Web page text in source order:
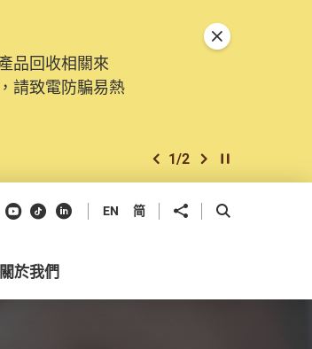
品回收相關來
請致電防騙易熱
上一個
1/2 下一個開始/暫停幻燈
關閉特別通告
Youtube
抖音領英 EN 简 分享到 開啟搜尋框
關於我們